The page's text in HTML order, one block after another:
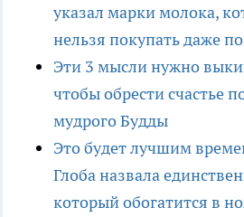
указал марки молока,
нельзя покупать даже
Эти 3 мысли нужно
чтобы обрести счастье
мудрого Будды
Это будет лучшим
Глоба назвала
который обогатится в